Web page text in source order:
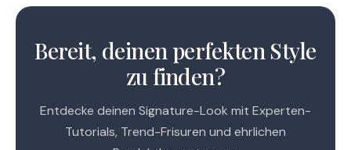
Bereit, deinen perfekten Style
zu finden?
Entdecke deinen Signature-Look mit Experten-
Tutorials, Trend-Frisuren und ehrlichen